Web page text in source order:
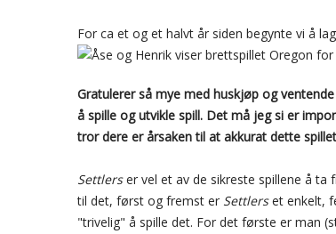
For ca et og et halvt år siden begynte vi å
Gratulerer så mye med huskjøp og
å spille og utvikle spill. Det må jeg si er
tror dere er årsaken til at akkurat dette
Settlerser vel et av de sikreste spillene å ta
til det, først og fremst er Settlerset enkelt,
"trivelig" å spille det. For det første er man